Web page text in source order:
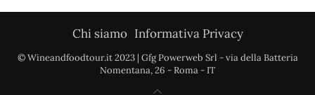
Chi siamo Informativa Privacy
© Wineandfoodtour.it 2023 | Gfg Powerweb Srl - via della Batteria
Nomentana, 26 - Roma - IT